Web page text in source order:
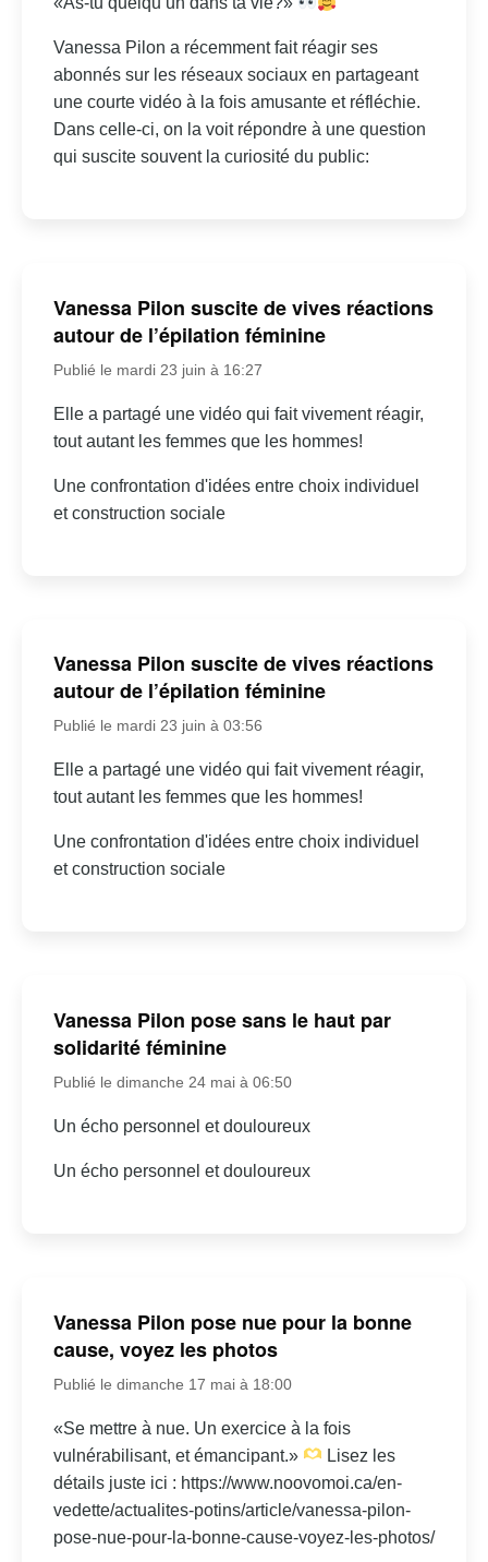
Vanessa Pilon a récemment fait réagir ses
abonnés sur les réseaux sociaux en partageant
une courte vidéo à la fois amusante et réfléchie.
Dans celle-ci, on la voit répondre à une question
qui suscite souvent la curiosité du public:
Vanessa Pilon suscite de vives réactions
autour de l’épilation féminine
Publié le mardi 23 juin à 16:27
Elle a partagé une vidéo qui fait vivement réagir,
tout autant les femmes que les hommes!
Une confrontation d'idées entre choix individuel
et construction sociale
Vanessa Pilon suscite de vives réactions
autour de l’épilation féminine
Publié le mardi 23 juin à 03:56
Elle a partagé une vidéo qui fait vivement réagir,
tout autant les femmes que les hommes!
Une confrontation d'idées entre choix individuel
et construction sociale
Vanessa Pilon pose sans le haut par
solidarité féminine
Publié le dimanche 24 mai à 06:50
Un écho personnel et douloureux
Un écho personnel et douloureux
Vanessa Pilon pose nue pour la bonne
cause, voyez les photos
Publié le dimanche 17 mai à 18:00
«Se mettre à nue. Un exercice à la fois
vulnérabilisant, et émancipant.»
Lisez les
détails juste ici : https://www.noovomoi.ca/en-
vedette/actualites-potins/article/vanessa-pilon-
pose-nue-pour-la-bonne-cause-voyez-les-photos/